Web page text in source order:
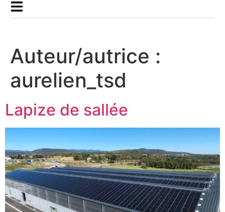
Panneau de gestion des cookies
Auteur/autrice :
aurelien_tsd
Lapize de sallée